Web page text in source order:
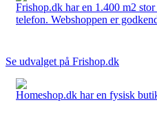
Frishop.dk har en 1.400 m2
telefon. Webshoppen er
Se udvalget på Frishop.dk
Homeshop.dk har en fysisk